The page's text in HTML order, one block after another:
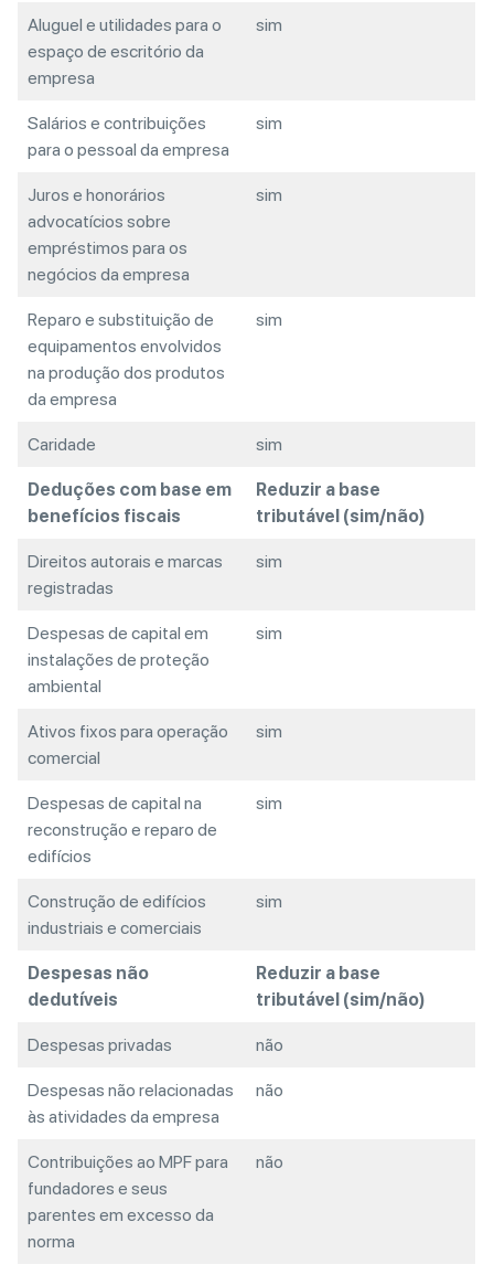
Aluguel e utilidades para o
espaço de escritório da
empresa
sim
Salários e contribuições
para o pessoal da empresa
sim
Juros e honorários
advocatícios sobre
empréstimos para os
negócios da empresa
sim
Reparo e substituição de
equipamentos envolvidos
na produção dos produtos
da empresa
sim
Caridade sim
Deduções com base em
benefícios fiscais
Reduzir a base
tributável (sim/não)
Direitos autorais e marcas
registradas
sim
Despesas de capital em
instalações de proteção
ambiental
sim
Ativos fixos para operação
comercial
sim
Despesas de capital na
reconstrução e reparo de
edifícios
sim
Construção de edifícios
industriais e comerciais
sim
Despesas não
dedutíveis
Reduzir a base
tributável (sim/não)
Despesas privadas não
Despesas não relacionadas
às atividades da empresa
não
Contribuições ao MPF para
fundadores e seus
parentes em excesso da
norma
não